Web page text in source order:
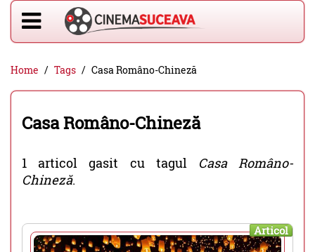
Home Tags Casa Româno-Chineză
Casa Româno-Chineză
1 articol gasit cu tagul Casa Româno-
Chineză.
Articol